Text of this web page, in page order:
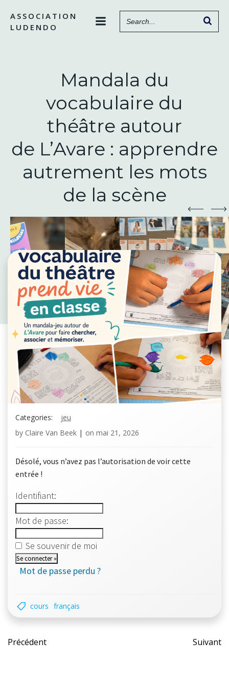
contenu
ASSOCIATION
LUDENDO
Mandala du
vocabulaire du
théâtre autour
de L’Avare : apprendre
autrement les mots
de la scène
Categories:
jeu
by Claire Van Beek | on mai 21, 2026
Désolé, vous n’avez pas l’autorisation de voir cette
entrée !
Identifiant:
Mot de passe:
Se souvenir de moi
Mot de passe perdu ?
cours français
Post
Précédent Suivant